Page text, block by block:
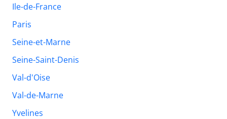
Ile-de-France
Paris
Seine-et-Marne
Seine-Saint-Denis
Val-d'Oise
Val-de-Marne
Yvelines